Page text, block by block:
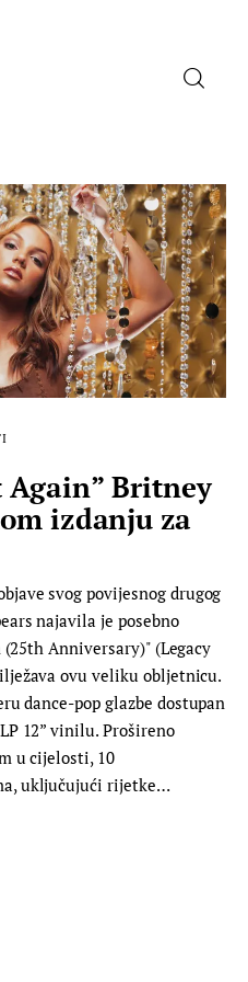
Britney
izdanju za
svog povijesnog drugog
najavila je posebno
Anniversary)" (Legacy
ovu veliku obljetnicu.
dance-pop glazbe dostupan
12” vinilu. Prošireno
u cijelosti, 10
uključujući rijetke…